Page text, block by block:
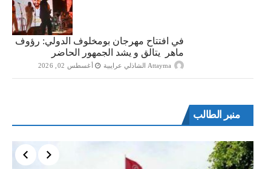
في افتتاح مهرجان بومخلوف الدولي: رؤوف
ماهر يتالق و يشد الجمهور الحاضر
Attayma الشاذلي عرايبية أغسطس 02, 2026
منبر الطالب